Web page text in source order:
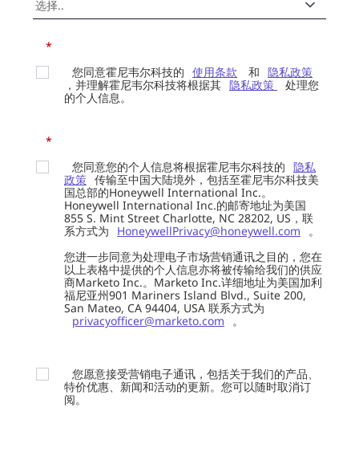
*
您同意霍尼韦尔科技的 使用条款 和 隐私政策
，并理解霍尼韦尔科技将根据其 隐私政策
处理您
的个人信息。
*
您同意您的个人信息将根据霍尼韦尔科技的 隐私
政策 传输至中国大陆境外，包括至霍尼韦尔科技美
国总部的Honeywell International Inc.。
Honeywell International Inc.的邮寄地址为美国
855 S. Mint Street Charlotte, NC 28202, US，联
系方式为
HoneywellPrivacy@honeywell.com
。
您进一步同意为处理电子市场营销通讯之目的，您在
以上表格中提供的个人信息亦将被传输给我们的供应
商Marketo Inc.。Marketo Inc.详细地址为美国加利
福尼亚州901 Mariners Island Blvd., Suite 200,
San Mateo, CA 94404, USA 联系方式为
privacyofficer@marketo.com
。
您愿意接受营销电子通讯，包括关于我们的产品、
特价优惠、新闻和活动的更新。您可以随时取消订
阅。